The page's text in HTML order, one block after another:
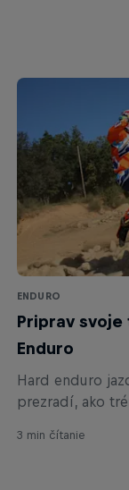
ENDURO
Priprav
Enduro
Hard enduro
prezradí, ako
3 min čítanie